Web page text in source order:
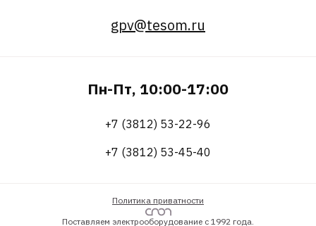
gpv@tesom.ru
Пн-Пт, 10:00-17:00
+7 (3812) 53-22-96
+7 (3812) 53-45-40
Политика приватности
Поставляем электрооборудование с 1992 года.